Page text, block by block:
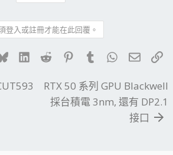
登入或註冊才能在此回覆。
BlueskyLinkedIn
Reddit PinterestTumblrWhatsApp
電子
RTX 50 系列 GPU Blackwell
採台積電 3nm, 還有 DP2.1
接口